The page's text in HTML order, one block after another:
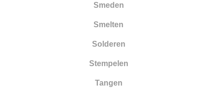
Smeden
Smelten
Solderen
Stempelen
Tangen